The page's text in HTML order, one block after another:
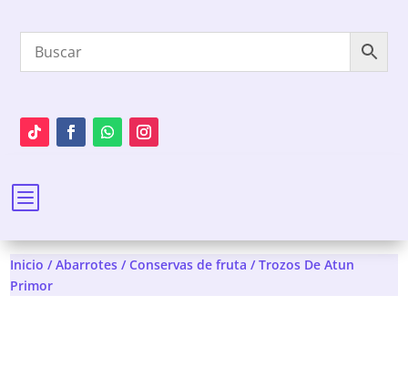
b
Inicio /Abarrotes /Conservas de fruta / Trozos De Atun
Primor